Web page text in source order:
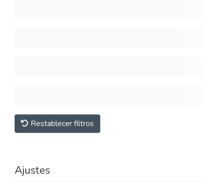
Restablecer filtros
Ajustes